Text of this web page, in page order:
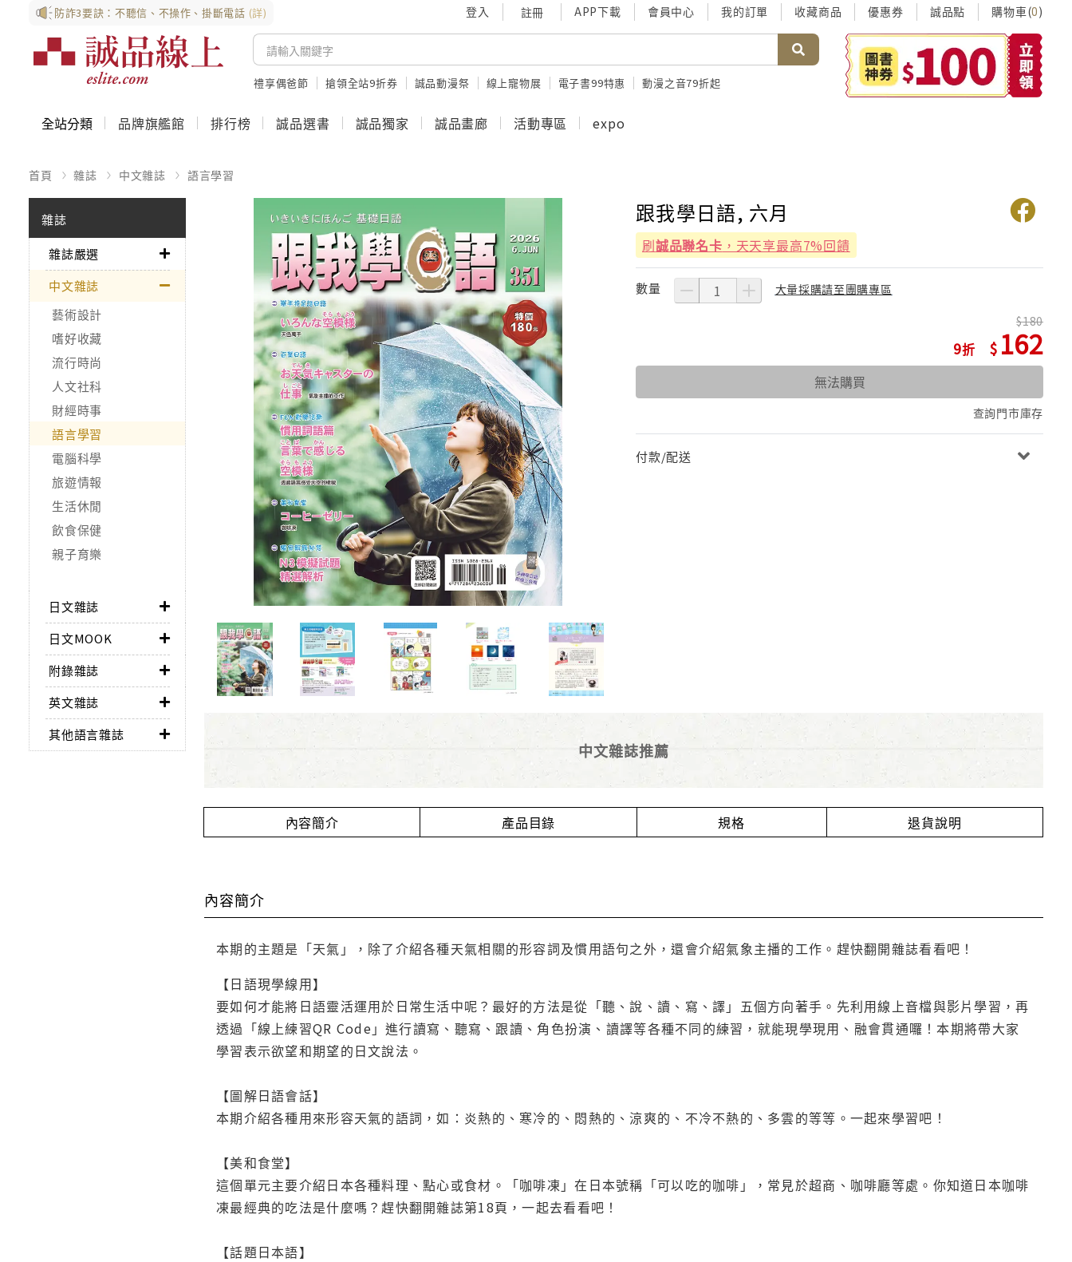
防詐3要訣：不聽信、不操作、掛斷電話 (詳) 登入 註冊 APP下載 會員中心 我的訂單 收藏商品 優惠券 誠品點 購物車(0)
禮享偶爸節 搶領全站9折券 誠品動漫祭 線上寵物展 電子書99特惠 動漫之音79折起
全站分類 品牌旗艦館 排行榜 誠品選書 誠品獨家 誠品畫廊 活動專區 expo
首頁 雜誌 中文雜誌 語言學習
雜誌
雜誌嚴選
中文雜誌
藝術設計
嗜好收藏
流行時尚
人文社科
財經時事
語言學習
電腦科學
旅遊情報
生活休閒
飲食保健
親子育樂
日文雜誌
日文MOOK
附錄雜誌
英文雜誌
其他語言雜誌
跟我學日語, 六月
刷誠品聯名卡 ，天天享最高7%回饋
數量 大量採購請至團購專區
9
180
162
無法購買
查詢門市庫存
付款/配送
中文雜誌推薦
內容簡介 產品目錄 規格 退貨說明
內容簡介
本期的主題是「天氣」，除了介紹各種天氣相關的形容詞及慣用語句之外，還會介紹氣象主播的工作。趕快翻開雜誌看看吧！
【日語現學線用】
要如何才能將日語靈活運用於日常生活中呢？最好的方法是從「聽、說、讀、寫、譯」五個方向著手。先利用線上音檔與影片學習，再
透過「線上練習QR Code」進行讀寫、聽寫、跟讀、角色扮演、讀譯等各種不同的練習，就能現學現用、融會貫通囉！本期將帶大家
學習表示欲望和期望的日文說法。
【圖解日語會話】
本期介紹各種用來形容天氣的語詞，如：炎熱的、寒冷的、悶熱的、涼爽的、不冷不熱的、多雲的等等。一起來學習吧！
【美和食堂】
這個單元主要介紹日本各種料理、點心或食材。「咖啡凍」在日本號稱「可以吃的咖啡」，常見於超商、咖啡廳等處。你知道日本咖啡
凍最經典的吃法是什麼嗎？趕快翻開雜誌第18頁，一起去看看吧！
【話題日本語】